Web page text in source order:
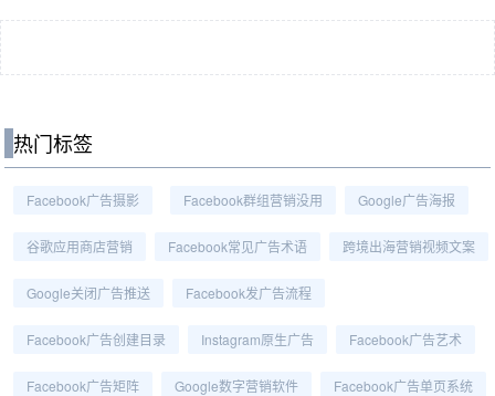
热门标签
Facebook广告摄影 Facebook群组营销没用 Google广告海报
谷歌应用商店营销 Facebook常见广告术语 跨境出海营销视频文案
Google关闭广告推送 Facebook发广告流程
Facebook广告创建目录 Instagram原生广告 Facebook广告艺术
Facebook广告矩阵 Google数字营销软件 Facebook广告单页系统